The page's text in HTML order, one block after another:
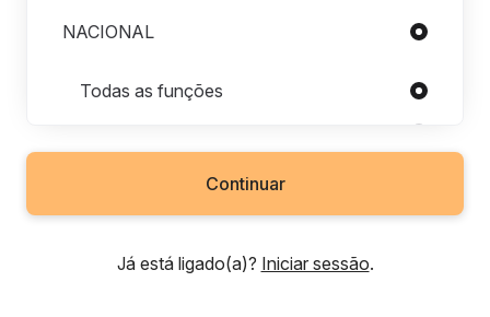
NACIONAL
Funções em NACIONAL
Todas as funções
Aeroportuário e Aeroespacial
Agricultura
Banca e Seguros
Continuar
Já está ligado(a)? Iniciar sessão.